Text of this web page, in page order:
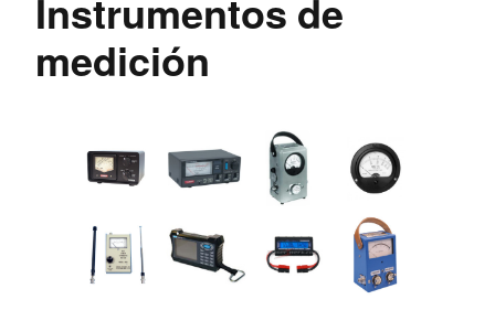
Instrumentos de
medición